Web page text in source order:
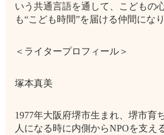
いう共通言語を通して、こどもの
も“こども時間”を届ける仲間にな
＜ライタープロフィール＞
塚本真美
1977年大阪府堺市生まれ、堺市育
人になる時に内側からNPOを支え